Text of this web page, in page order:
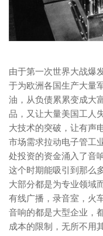
由于第一次世界大战爆
于为欧洲各国生产大量
油，从负债累累变成大
品，又让大量美国工人
大技术的突破，让有声
市场需求拉动电子管工
处投资的资金涌入了音
这个时期能吸引到那么
大部分都是为专业领域
有线广播，录音室，火
音响的都是大型企业，
成本的限制，无所不用